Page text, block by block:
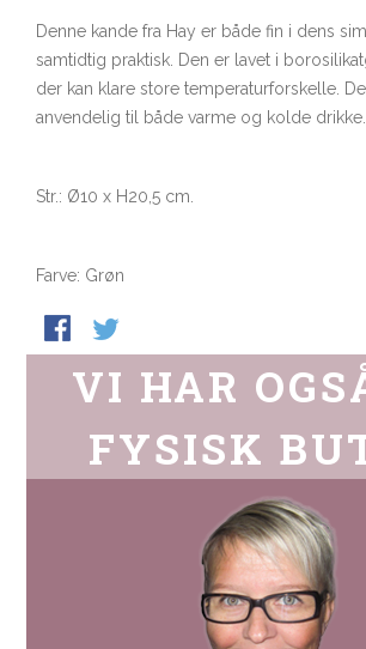
Denne kande fra Hay er både fin i dens
samtidtig praktisk. Den er lavet i
der kan klare store temperaturforskelle.
anvendelig til både varme og kolde drikke.
Str.: Ø10 x H20,5 cm.
Farve: Grøn
VI HAR
FYSISK